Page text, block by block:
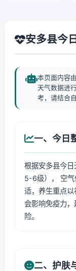
安多县今
本页面内容
天气数据进
考，请结合
一、今日
根据安多县今
5-6级）， 空气
适，养生重点
会影响免疫力
险。
二、护肤